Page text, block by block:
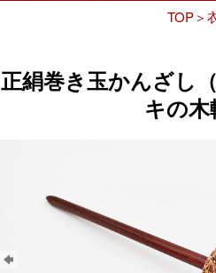
TOP＞
正絹巻き玉かんざし
キの木